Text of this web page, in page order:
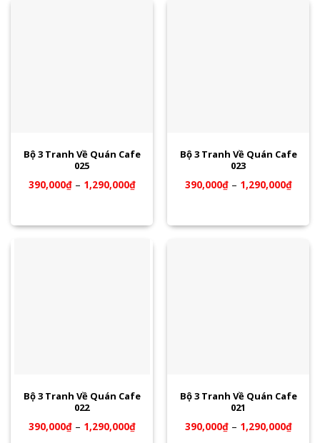
Bộ 3 Tranh Về Quán Cafe
025
390,000₫– 1,290,000₫
Bộ 3 Tranh Về Quán Cafe
023
390,000₫– 1,290,000₫
Bộ 3 Tranh Về Quán Cafe
022
390,000₫– 1,290,000₫
Bộ 3 Tranh Về Quán Cafe
021
390,000₫– 1,290,000₫